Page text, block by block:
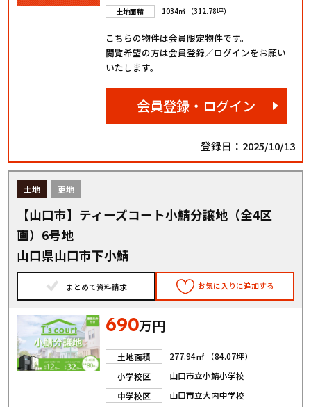
土地面積
1034㎡ （312.78坪）
こちらの物件は会員限定物件です。
閲覧希望の方は会員登録／ログインをお願い
いたします。
会員登録・ログイン
登録日：2025/10/13
土地 更地
【山口市】ティーズコート小鯖分譲地（全4区
画）6号地
山口県山口市下小鯖
まとめて資料請求 お気に入りに追加する
690万円
土地面積
277.94㎡ （84.07坪）
小学校区
山口市立小鯖小学校
中学校区
山口市立大内中学校